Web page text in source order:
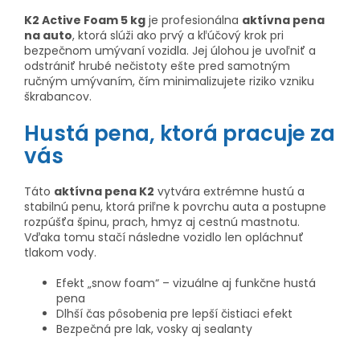
K2 Active Foam 5 kg je profesionálna aktívna pena
na auto, ktorá slúži ako prvý a kľúčový krok pri
bezpečnom umývaní vozidla. Jej úlohou je uvoľniť a
odstrániť hrubé nečistoty ešte pred samotným
ručným umývaním, čím minimalizujete riziko vzniku
škrabancov.
Hustá pena, ktorá pracuje za
vás
Táto aktívna pena K2 vytvára extrémne hustú a
stabilnú penu, ktorá priľne k povrchu auta a postupne
rozpúšťa špinu, prach, hmyz aj cestnú mastnotu.
Vďaka tomu stačí následne vozidlo len opláchnuť
tlakom vody.
Efekt „snow foam“ – vizuálne aj funkčne hustá
pena
Dlhší čas pôsobenia pre lepší čistiaci efekt
Bezpečná pre lak, vosky aj sealanty